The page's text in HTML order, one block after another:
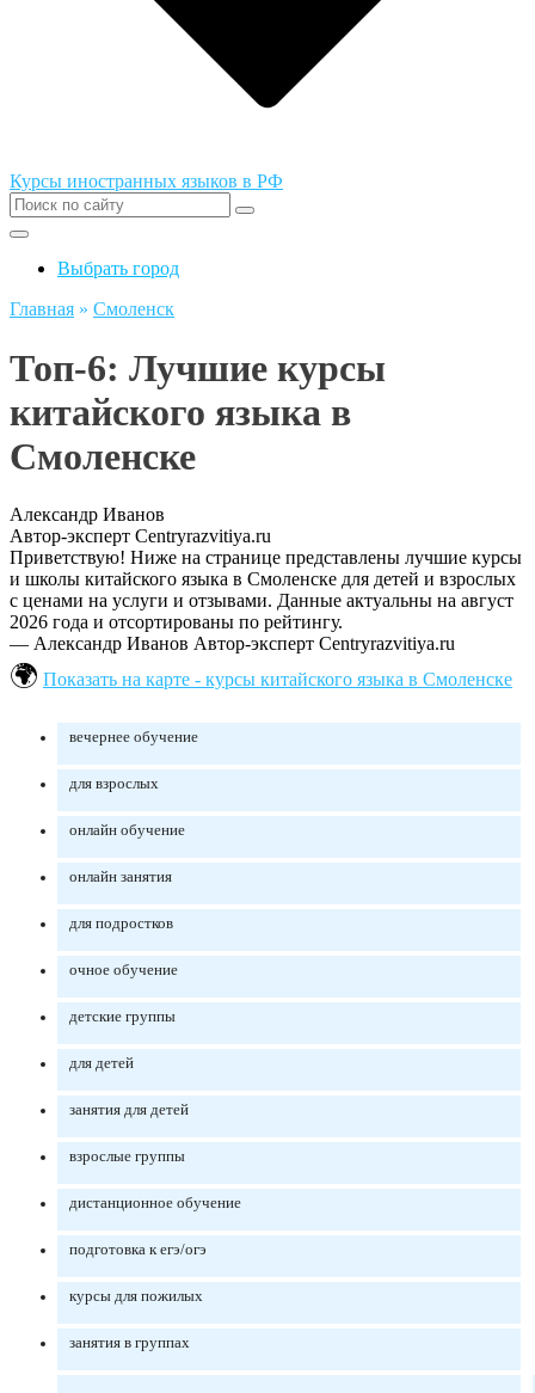
Курсы иностранных языков в РФ
Выбрать город
Главная » Смоленск
Топ-6: Лучшие курсы
китайского языка в
Смоленске
Александр Иванов
Автор-эксперт Centryrazvitiya.ru
Приветствую! Ниже на странице представлены лучшие курсы
и школы китайского языка в Смоленске для детей и взрослых
с ценами на услуги и отзывами. Данные актуальны на август
2026 года и отсортированы по рейтингу.
— Александр Иванов Автор-эксперт Centryrazvitiya.ru
Показать на карте - курсы китайского языка в Смоленске
вечернее обучение
для взрослых
онлайн обучение
онлайн занятия
для подростков
очное обучение
детские группы
для детей
занятия для детей
взрослые группы
дистанционное обучение
подготовка к егэ/огэ
курсы для пожилых
занятия в группах